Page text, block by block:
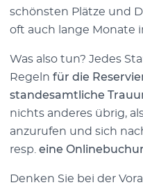
schönsten Plätze und
oft auch lange Monate
Was also tun? Jedes
Regeln für die
standesamtliche
nichts anderes übrig,
anzurufen und sich
resp. eine
Denken Sie bei der